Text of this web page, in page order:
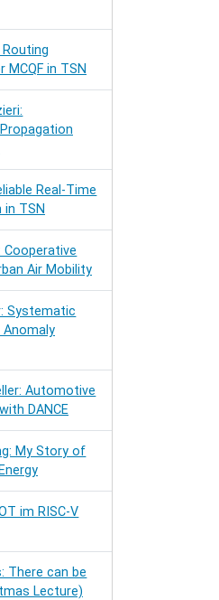
Routing
in TSN
Real-Time
TSN
Cooperative
Air Mobility
Systematic
Automotive
DANCE
My Story of
im RISC-V
There can be
Lecture)